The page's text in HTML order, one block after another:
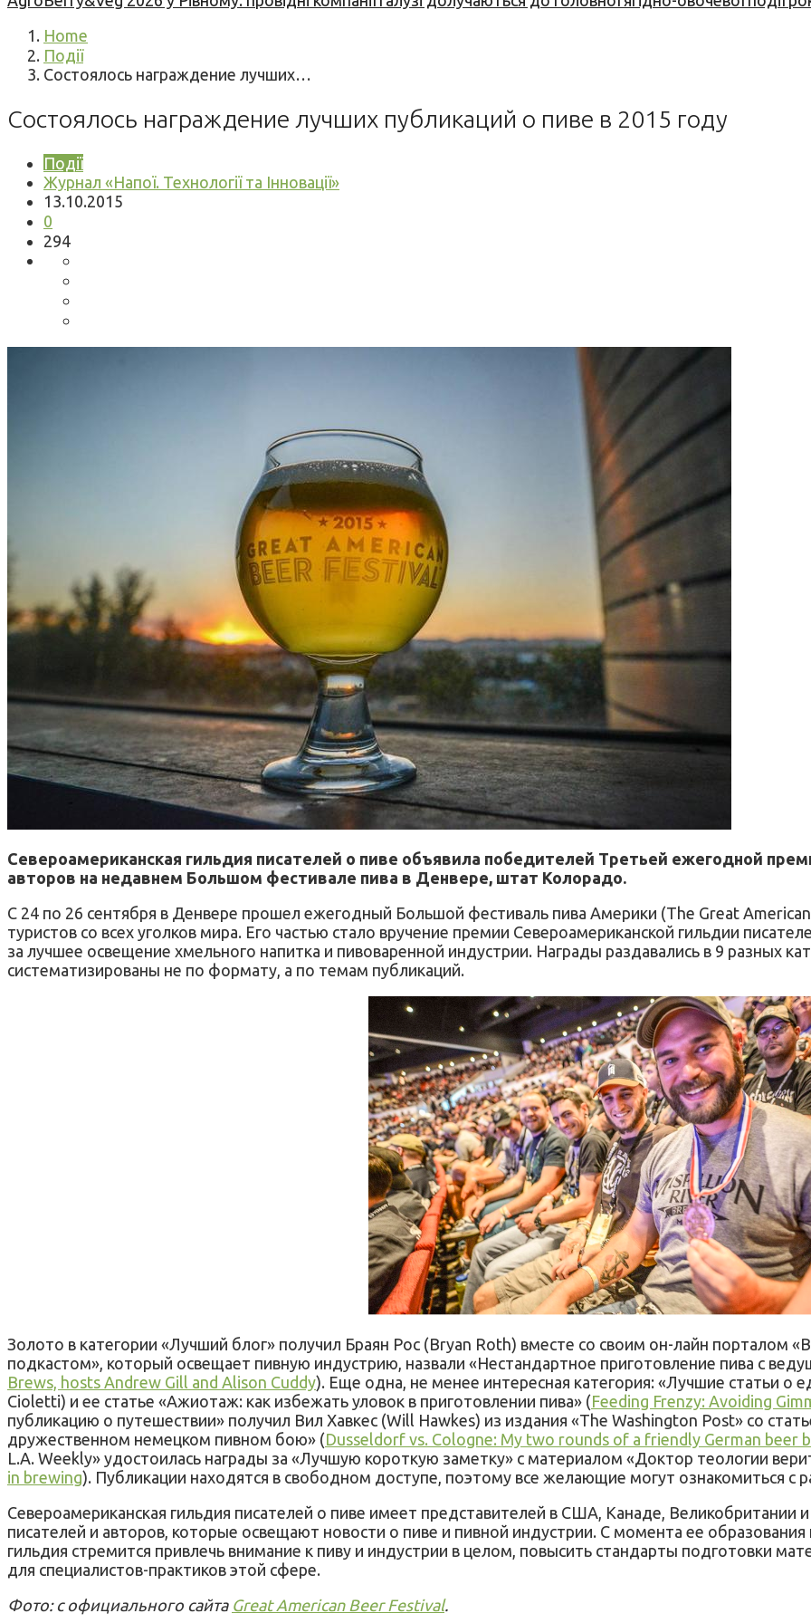
Home
Події
Состоялось награждение лучших…
Состоялось награждение лучших публикаций о пиве в 2015 году
Події
Журнал «Напої. Технології та Інновації»
13.10.2015
0
294
Североамериканская гильдия писателей о пиве объявила победителей Третьей ежегодной
авторов на недавнем Большом фестивале пива в Денвере, штат Колорадо.
С 24 по 26 сентября в Денвере прошел ежегодный Большой фестиваль пива Америки (The Great
туристов со всех уголков мира. Его частью стало вручение премии Североамериканской гильдии
за лучшее освещение хмельного напитка и пивоваренной индустрии. Награды раздавались в 9 разных
систематизированы не по формату, а по темам публикаций.
Золото в категории «Лучший блог» получил Браян Рос (Bryan Roth) вместе со своим он-лайн порталом
подкастом», который освещает пивную индустрию, назвали «Нестандартное приготовление пива с
Brews, hosts Andrew Gill and Alison Cuddy). Еще одна, не менее интересная категория: «Лучшие статьи
Cioletti) и ее статье «Ажиотаж: как избежать уловок в приготовлении пива» (Feeding Frenzy: Avoiding
публикацию о путешествии» получил Вил Хавкес (Will Hawkes) из издания «The Washington Post» со
дружественном немецком пивном бою» (Dusseldorf vs. Cologne: My two rounds of a friendly German beer
L.A. Weekly» удостоилась награды за «Лучшую короткую заметку» с материалом «Доктор теологии
in brewing). Публикации находятся в свободном доступе, поэтому все желающие могут ознакомиться с
Североамериканская гильдия писателей о пиве имеет представителей в США, Канаде, Великобритании
писателей и авторов, которые освещают новости о пиве и пивной индустрии. С момента ее
гильдия стремится привлечь внимание к пиву и индустрии в целом, повысить стандарты подготовки
для специалистов-практиков этой сфере.
Фото: с официального сайта Great American Beer Festival.